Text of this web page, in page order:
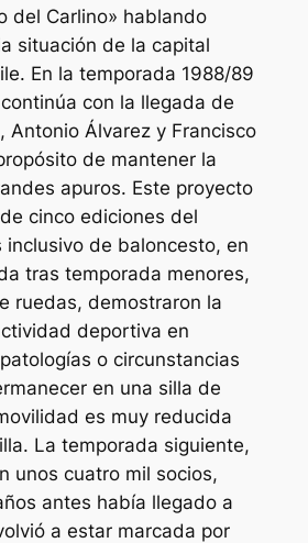
del Carlino» hablando
situación de la capital
En la temporada 1988/89
con la llegada de
Antonio Álvarez y Francisco
de mantener la
apuros. Este proyecto
cinco ediciones del
inclusivo de baloncesto, en
tras temporada menores,
ruedas, demostraron la
deportiva en
o circunstancias
en una silla de
es muy reducida
La temporada siguiente,
unos cuatro mil socios,
antes había llegado a
a estar marcada por